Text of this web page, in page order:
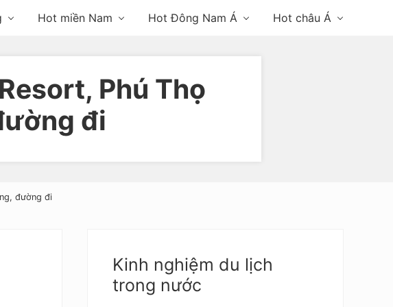
Hot miền Nam Hot Đông Nam Á Hot châu Á
Phú Thọ
đi
đường đi
Sidebar
Kinh nghiệm du lịch
trong nước